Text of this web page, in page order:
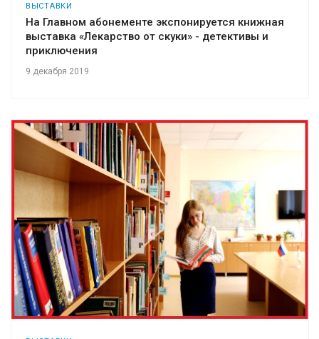
ВЫСТАВКИ
На Главном абонементе экспонируется книжная
выставка «Лекарство от скуки» - детективы и
приключения
9 декабря 2019